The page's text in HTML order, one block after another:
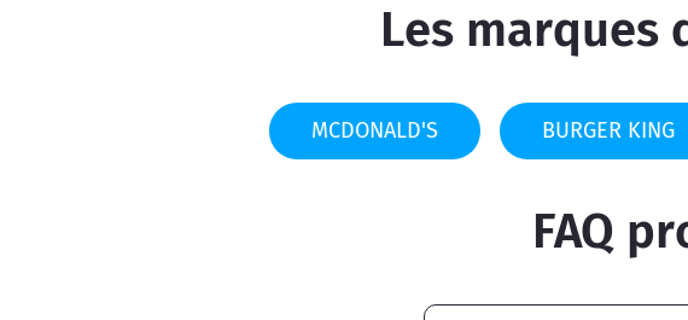
Les
MCDONALD'S BURGER KING
FAQ